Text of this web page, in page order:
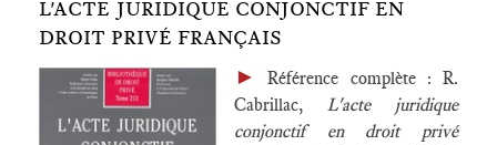
L'ACTE JURIDIQUE CONJONCTIF EN
DROIT PRIVÉ FRANÇAIS
►Référence complète : R.
Cabrillac,
L'acte juridique
conjonctif en droit privé